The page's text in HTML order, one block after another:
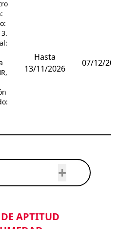
Hasta
13/11/2026
07/12/
+
APTITUD